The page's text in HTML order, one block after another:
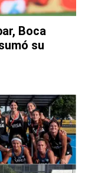
Boca
su